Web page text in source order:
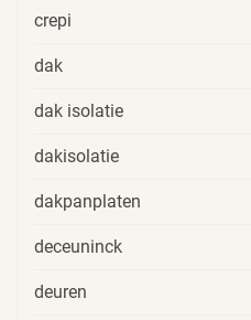
crepi
dak
dak isolatie
dakisolatie
dakpanplaten
deceuninck
deuren